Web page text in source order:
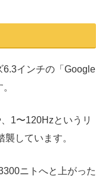
インチの「Google
1〜120Hzというリ
しています。
ニトへと上がった